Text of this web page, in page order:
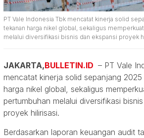
PT Vale Indonesia Tbk mencatat kinerja solid
tekanan harga nikel global, sekaligus
melalui diversifikasi bisnis dan ekspansi proyek
JAKARTA,BULLETIN.ID – PT Vale
mencatat kinerja solid sepanjang
harga nikel global, sekaligus
pertumbuhan melalui diversifikasi
proyek hilirisasi.
Berdasarkan laporan keuangan audit